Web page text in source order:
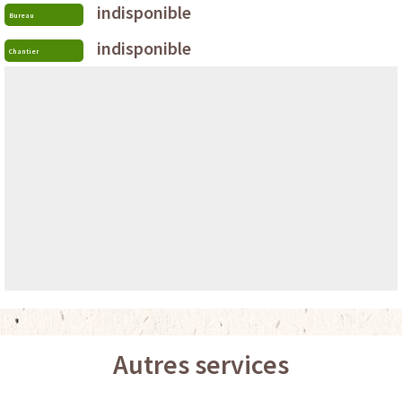
Bureau indisponible
Chantier indisponible
Autres services